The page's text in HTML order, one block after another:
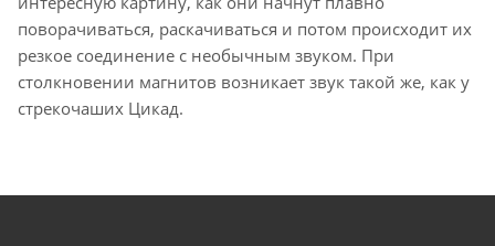
поворачиваться, раскачиваться и потом происходит их
резкое соединение с необычным звуком. При
столкновении магнитов возникает звук такой же, как у
стрекочаших Цикад.